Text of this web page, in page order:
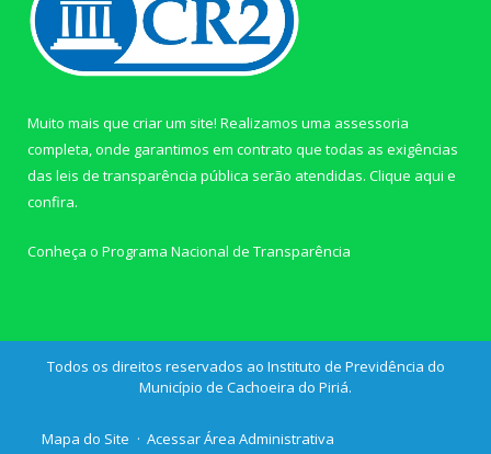
Muito mais que criar um site! Realizamos uma assessoria
completa, onde garantimos em contrato que todas as exigências
das leis de transparência pública serão atendidas. Clique aqui e
confira.
Conheça o Programa Nacional de Transparência
Todos os direitos reservados ao Instituto de Previdência do
Município de Cachoeira do Piriá.
Mapa do Site
Acessar Área Administrativa